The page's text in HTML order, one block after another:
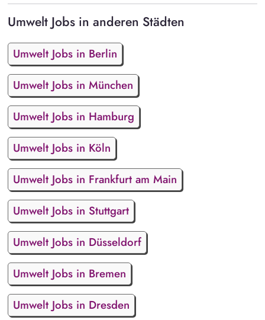
Umwelt Jobs in anderen Städten
Umwelt Jobs in Berlin
Umwelt Jobs in München
Umwelt Jobs in Hamburg
Umwelt Jobs in Köln
Umwelt Jobs in Frankfurt am Main
Umwelt Jobs in Stuttgart
Umwelt Jobs in Düsseldorf
Umwelt Jobs in Bremen
Umwelt Jobs in Dresden